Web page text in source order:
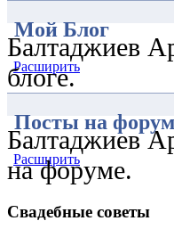
Мой Блог
Расширить
Балтаджиев
блоге.
Посты на
Расширить
Балтаджиев
на форуме.
Свадебные советы